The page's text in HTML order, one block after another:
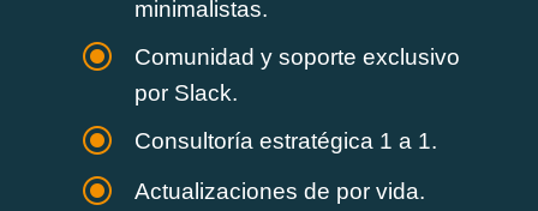
minimalistas.
\
Comunidad y soporte exclusivo
por Slack.
\ Consultoría estratégica 1 a 1.
\ Actualizaciones de por vida.